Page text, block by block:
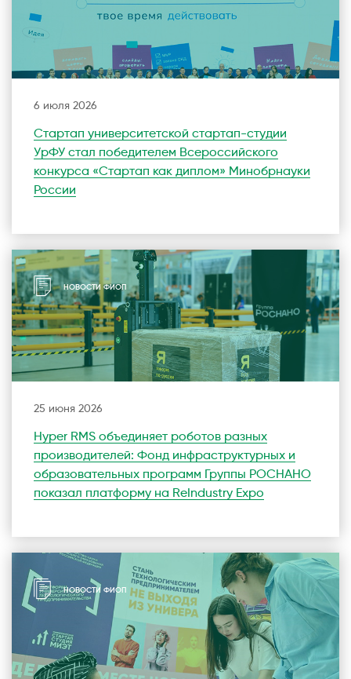
6 июля 2026
Стартап университетской стартап-студии
УрФУ стал победителем Всероссийского
конкурса «Стартап как диплом» Минобрнауки
России
НОВОСТИ ФИОП
25 июня 2026
Hyper RMS объединяет роботов разных
производителей: Фонд инфраструктурных и
образовательных программ Группы РОСНАНО
показал платформу на ReIndustry Expo
НОВОСТИ ФИОП